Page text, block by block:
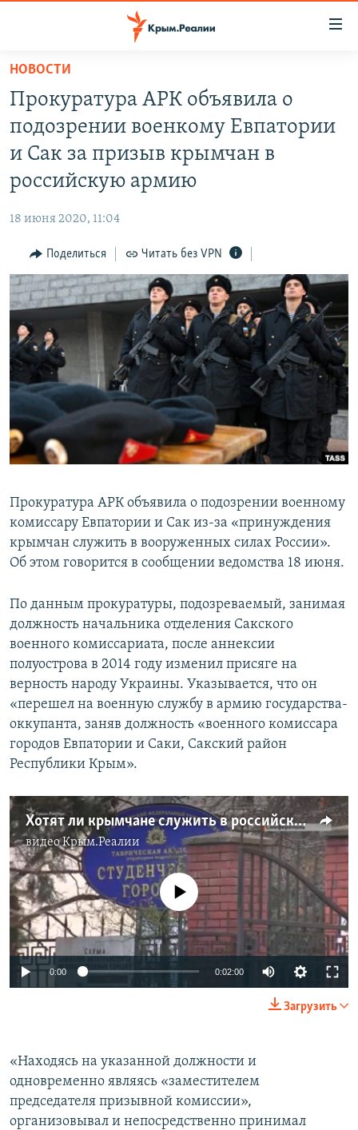
Вернуться
основному
содержанию
Вернутся
главной
Вернутся
поиску
СПЕЦПРОЕКТЫ
ГРУЗ 200
КАРТА ВОЕННЫХ ОБЪЕКТОВ КРЫМА
ВОДА
ИСТОРИЯ
ИНФОГРАФИКА
ТЕЛЕПРОЕКТ КРЫМ.РЕАЛИИ
СОВЕТЫ ПРАВОЗАЩИТНИКОВ
ПРОПАВШИЕ БЕЗ ВЕСТИ
ПОБЕДИТЕЛЕЙ НЕ СУДЯТ?
КРЫМ.НЕПОКОРЕННЫЙ
ELIFBE
УКРАИНСКАЯ ПРОБЛЕМА КРЫМА
РАДІО СВОБОДА
КАК ОБОЙТИ БЛОКИРОВКУ
Українською
Qırımtatar
ПРИСОЕДИНЯЙТЕСЬ!
НОВОСТИ
Прокуратура АРК объявила о
подозрении военкому Евпатории
и Сак за призыв крымчан в
российскую армию
18 июня 2020, 11:04
Поделиться Читать без VPN
Прокуратура АРК объявила о подозрении военному
комиссару Евпатории и Сак из-за «принуждения
крымчан служить в вооруженных силах России».
Об этом говорится в сообщении ведомства 18 июня.
По данным прокуратуры, подозреваемый, занимая
должность начальника отделения Сакского
военного комиссариата, после аннексии
полуострова в 2014 году изменил присяге на
верность народу Украины. Указывается, что он
«перешел на военную службу в армию государства-
оккупанта, заняв должность «военного комиссара
городов Евпатории и Саки, Сакский район
Республики Крым».
Хотят ли крымчане служить в российской армии? (видео)
видеоКрым.Реалии
No media source currently available
0:00 0:02:00
Загрузить
«Находясь на указанной должности и
одновременно являясь «заместителем
председателя призывной комиссии»,
организовывал и непосредственно принимал